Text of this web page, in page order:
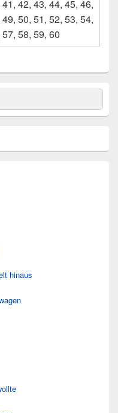
42, 43, 44, 45, 46,
50, 51, 52, 53, 54,
58, 59, 60
hinaus